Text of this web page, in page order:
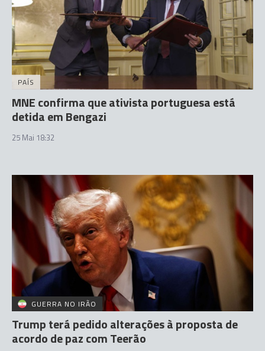
PAÍS
MNE confirma que ativista portuguesa está
detida em Bengazi
25 Mai 18:32
GUERRA NO IRÃO
Trump terá pedido alterações à proposta de
acordo de paz com Teerão